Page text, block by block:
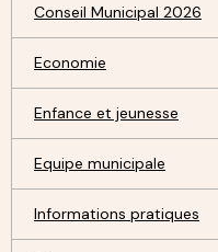
Conseil Municipal 2026
Economie
Enfance et jeunesse
Equipe municipale
Informations pratiques